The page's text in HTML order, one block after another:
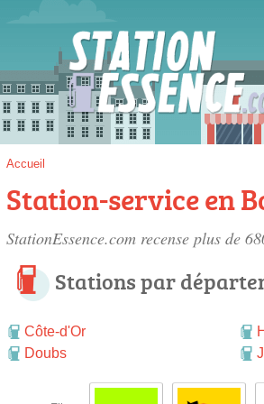
Accueil
Station-service en
StationEssence.com recense plus de
Stations par
Côte-d'Or
Doubs
SP
SP